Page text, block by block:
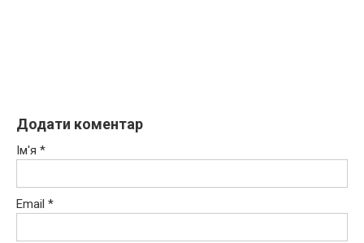
Додати коментар
Ім'я *
Email *